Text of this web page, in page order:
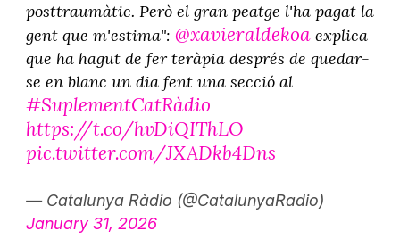
posttraumàtic. Però el gran peatge l'ha pagat la
gent que m'estima": @xavieraldekoaexplica
que ha hagut de fer teràpia després de quedar-
se en blanc un dia fent una secció al
#SuplementCatRàdio
https://t.co/hvDiQIThLO
pic.twitter.com/JXADkb4Dns
— Catalunya Ràdio (@CatalunyaRadio)
January 31, 2026